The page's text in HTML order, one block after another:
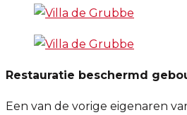
Restauratie beschermd
Een van de vorige eigenaren